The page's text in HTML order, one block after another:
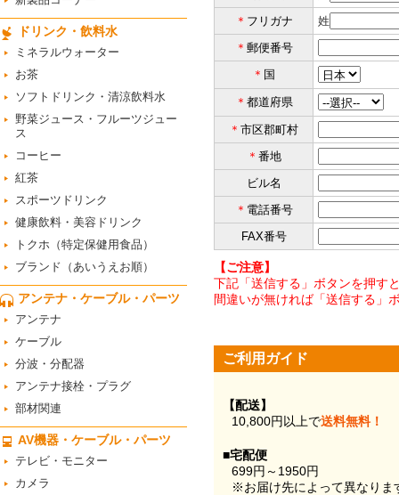
＊ フリガナ
姓
＊ 郵便番号
＊ 国
＊ 都道府県
＊ 市区郡町村
＊ 番地
ビル名
＊ 電話番号
FAX番号
【ご注意】
下記「送信する」ボタンを押す
間違いが無ければ「送信する」
ご利用ガイド
【配送】
10,800円以上で送料無料！
■宅配便
699円～1950円
※お届け先によって異なりま
ドリンク・飲料水
ミネラルウォーター
お茶
ソフトドリンク・清涼飲料水
野菜ジュース・フルーツジュー
ス
コーヒー
紅茶
スポーツドリンク
健康飲料・美容ドリンク
トクホ（特定保健用食品）
ブランド（あいうえお順）
アンテナ・ケーブル・パーツ
アンテナ
ケーブル
分波・分配器
アンテナ接栓・プラグ
部材関連
AV機器・ケーブル・パーツ
テレビ・モニター
カメラ